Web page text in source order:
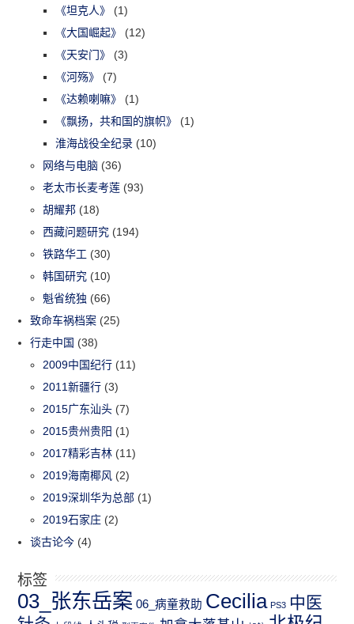
《坦克人》
(1)
《大国崛起》
(12)
《天安门》
(3)
《河殇》
(7)
《达赖喇嘛》
(1)
《飘扬，共和国的旗帜》
(1)
淮海战役全纪录 (10)
网络与电脑 (36)
老太市长麦考莲 (93)
胡耀邦 (18)
西藏问题研究 (194)
铁路华工 (30)
韩国研究 (10)
魁省统独 (66)
致命车祸档案 (25)
行走中国 (38)
2009中国纪行 (11)
2011新疆行 (3)
2015广东汕头 (7)
2015贵州贵阳 (1)
2017精彩吉林 (11)
2019海南椰风 (2)
2019深圳华为总部 (1)
2019石家庄 (2)
谈古论今 (4)
标签
03_张东岳案 06_病童救助 Cecilia PS3 中医